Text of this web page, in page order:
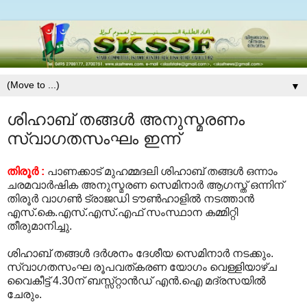
▼
ശിഹാബ് തങ്ങള്‍ അനുസ്മരണം
സ്വാഗതസംഘം ഇന്ന്
തിരൂര്‍ : പാണക്കാട് മുഹമ്മദലി ശിഹാബ് തങ്ങള്‍ ഒന്നാം
ചരമവാര്‍ഷിക അനുസ്മരണ സെമിനാര്‍ ആഗസ്ത് ഒന്നിന്
തിരൂര്‍ വാഗണ്‍ ട്രാജഡി ടൗണ്‍ഹാളില്‍ നടത്താന്‍
എസ്.കെ.എസ്.എസ്.എഫ് സംസ്ഥാന കമ്മിറ്റി
തീരുമാനിച്ചു.
ശിഹാബ് തങ്ങള്‍ ദര്‍ശനം ദേശീയ സെമിനാര്‍ നടക്കും.
സ്വാഗതസംഘ രൂപവത്കരണ യോഗം വെള്ളിയാഴ്ച
വൈകീട്ട് 4.30ന് ബസ്സ്റ്റാന്‍ഡ് എന്‍.ഐ മദ്രസയില്‍
ചേരും.